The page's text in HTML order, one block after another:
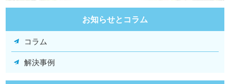
お知らせとコラム
コラム
解決事例